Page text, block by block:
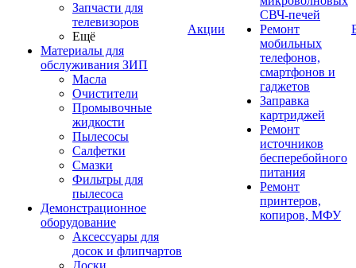
Запчасти для
телевизоров
Ещё
Материалы для
обслуживания ЗИП
Масла
Очистители
Промывочные
жидкости
Пылесосы
Салфетки
Смазки
Фильтры для
пылесоса
Демонстрационное
оборудование
Аксессуары для
досок и флипчартов
Доски
Акции
СВЧ-печей
Ремонт
мобильных
телефонов,
смартфонов и
гаджетов
Заправка
картриджей
Ремонт
источников
бесперебойного
питания
Ремонт
принтеров,
копиров, МФУ